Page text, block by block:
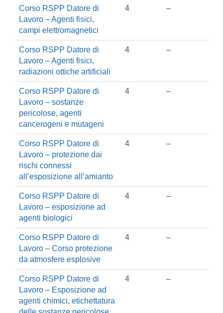
Corso RSPP Datore di
Lavoro – Agenti fisici,
campi elettromagnetici
4 –
Corso RSPP Datore di
Lavoro – Agenti fisici,
radiazioni ottiche artificiali
4 –
Corso RSPP Datore di
Lavoro – sostanze
pericolose, agenti
cancerogeni e mutageni
4 –
Corso RSPP Datore di
Lavoro – protezione dai
rischi connessi
all’esposizione all’amianto
4 –
Corso RSPP Datore di
Lavoro – esposizione ad
agenti biologici
4 –
Corso RSPP Datore di
Lavoro – Corso protezione
da atmosfere esplosive
4 –
Corso RSPP Datore di
Lavoro – Esposizione ad
agenti chimici, etichettatura
4 –